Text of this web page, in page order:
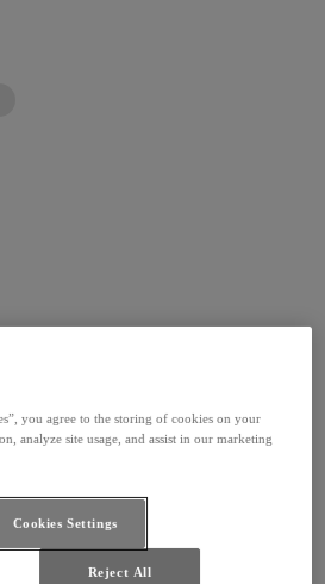
you agree to the storing of cookies on your
analyze site usage, and assist in our marketing
Cookies Settings
Reject All